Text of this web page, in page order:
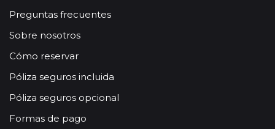
Preguntas frecuentes
Sobre nosotros
Cómo reservar
Póliza seguros incluida
Póliza seguros opcional
Formas de pago